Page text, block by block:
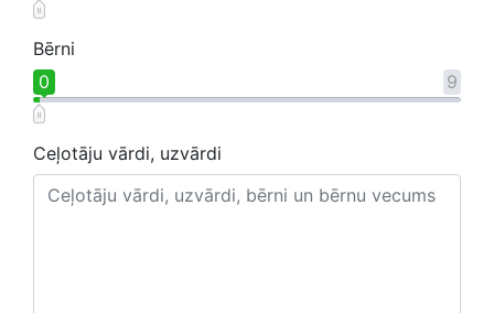
Bērni
9
0
Ceļotāju vārdi, uzvārdi